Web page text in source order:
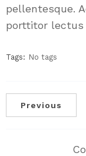
pellentesque.
porttitor
Tags: No tags
Previous